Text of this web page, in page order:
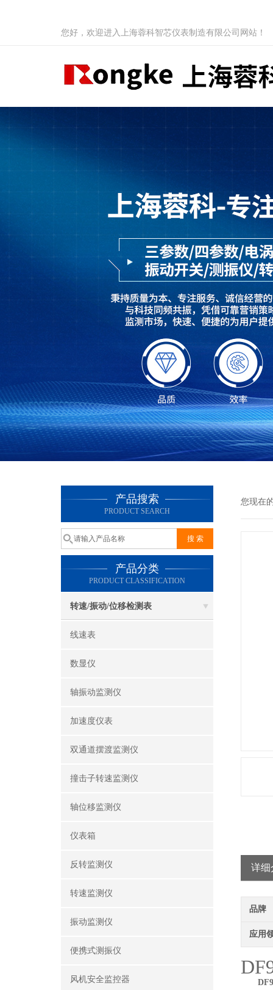
您好，欢迎进入上海蓉科智芯仪表制造有限公司网站！
产品搜索
PRODUCT SEARCH
产品分类
PRODUCT CLASSIFICATION
转速/振动/位移检测表
线速表
数显仪
轴振动监测仪
加速度仪表
双通道摆渡监测仪
撞击子转速监测仪
轴位移监测仪
仪表箱
反转监测仪
转速监测仪
振动监测仪
便携式测振仪
风机安全监控器
您现在
详细
品牌
应用